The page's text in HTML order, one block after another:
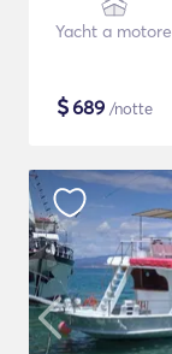
Yacht a motore
$689 /notte